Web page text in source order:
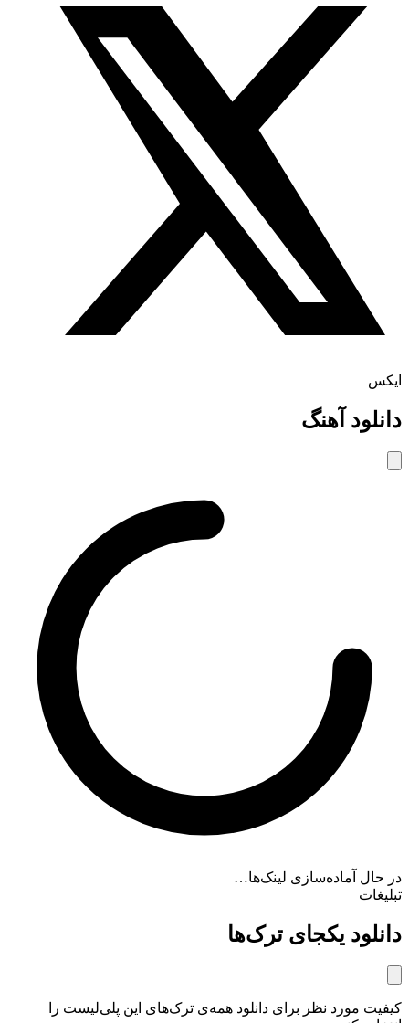
ایکس
دانلود آهنگ
در حال آماده‌سازی لینک‌ها…
تبلیغات
دانلود یکجای ترک‌ها
کیفیت مورد نظر برای دانلود همه‌ی ترک‌های این پلی‌لیست را